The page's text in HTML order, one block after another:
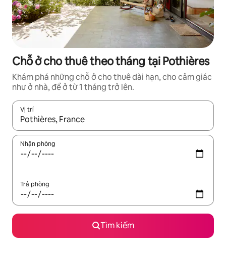
Chỗ ở cho thuê theo tháng tại Pothières
Khám phá những chỗ ở cho thuê dài hạn, cho cảm giác
như ở nhà, để ở từ 1 tháng trở lên.
Vị trí
Khi có kết quả, hãy điều hướng bằng phím mũi tên lên và
Nhận phòng
Trả phòng
Tìm kiếm